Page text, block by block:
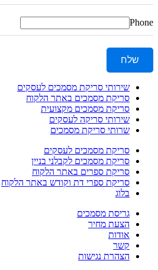
Phone
שלח
שירותי סריקת מסמכים לעסקים
סריקת מסמכים באתר הלקוח
סריקת מסמכים מקצועית
שירותי סריקה לעסקים
שרותי סריקת מסמכים
סריקת מסמכים לעסקים
סריקת מסמכים לקבלני בניין
סריקת ספרים באתר הלקוח
סריקת ספרי דת וקודש באתר הלקוח
בלוג
גריסת מסמכים
הצעת מחיר
אודות
קשר
הצהרת נגישות